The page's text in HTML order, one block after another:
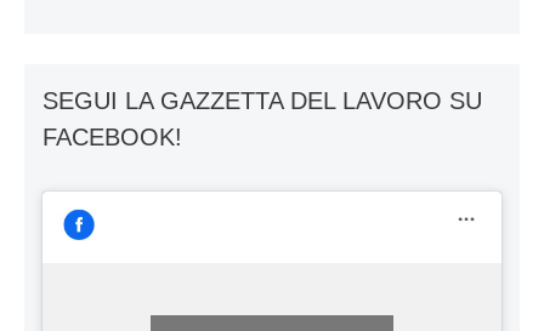
SEGUI LA GAZZETTA DEL LAVORO SU
FACEBOOK!